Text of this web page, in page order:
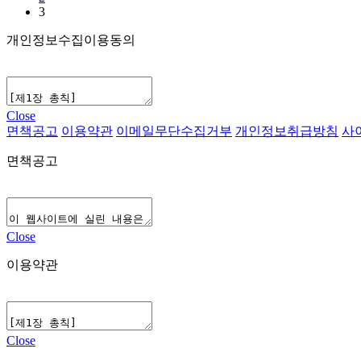
3
개인정보수집이용동의
Close
면책공고 이용약관 이메일무단수집거부 개인정보취급방침 사
면책공고
Close
이용약관
Close